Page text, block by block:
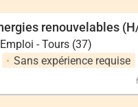
renouvelables
- Tours (37)
Sans expérience requise